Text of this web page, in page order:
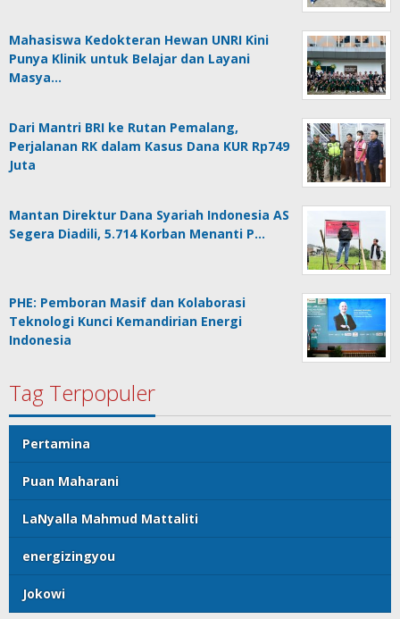
Mahasiswa Kedokteran Hewan UNRI Kini
Punya Klinik untuk Belajar dan Layani
Masya…
Dari Mantri BRI ke Rutan Pemalang,
Perjalanan RK dalam Kasus Dana KUR Rp749
Juta
Mantan Direktur Dana Syariah Indonesia AS
Segera Diadili, 5.714 Korban Menanti P…
PHE: Pemboran Masif dan Kolaborasi
Teknologi Kunci Kemandirian Energi
Indonesia
Tag Terpopuler
Pertamina
Puan Maharani
LaNyalla Mahmud Mattaliti
energizingyou
Jokowi